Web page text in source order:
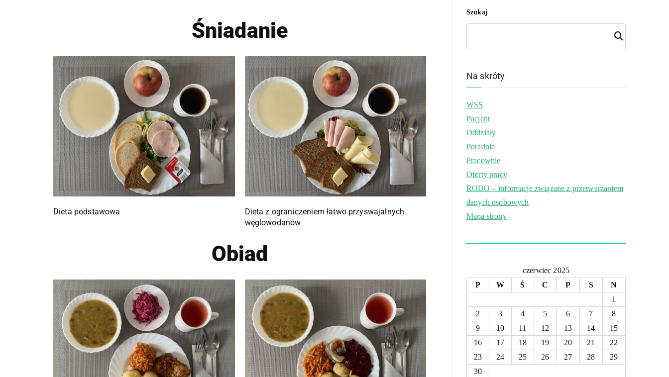
Śniadanie
Dieta podstawowa
Dieta z ograniczeniem łatwo przyswajalnych
węglowodanów
Obiad
Szukaj
Szuk
aj
Na skróty
WSS
Pacjent
Oddziały
Poradnie
Pracownie
Oferty pracy
RODO – informacje związane z przetwarzaniem
danych osobowych
Mapa strony
czerwiec 2025
P
W Ś C P S
N
1
2
3 4 5 6 7
8
9
10 11 12 13 14
15
16
17 18 19 20 21
22
23
24 25 26 27 28
29
30